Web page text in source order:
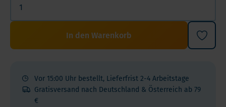
In den Warenkorb
Vor 15:00 Uhr bestellt, Lieferfrist 2-4 Arbeitstage
Gratisversand nach Deutschland & Österreich ab 79
€